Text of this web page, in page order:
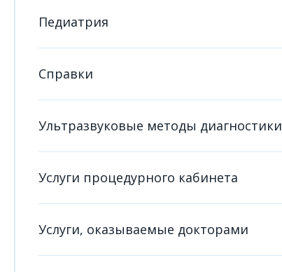
Педиатрия
Справки
Ультразвуковые методы диагностики
Услуги процедурного кабинета
Услуги, оказываемые докторами